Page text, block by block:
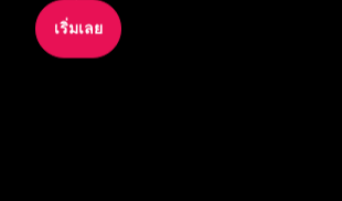
เริ่มเลย